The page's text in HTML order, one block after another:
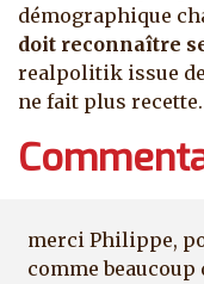
démographique
doit reconnaître
realpolitik issue
ne fait plus
merci Philippe,
comme beaucoup